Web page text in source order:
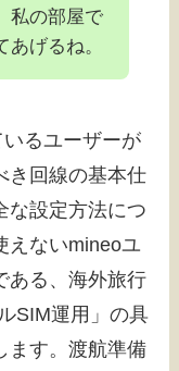
私の部屋で
あげるね。
るユーザーが
き回線の基本仕
な設定方法につ
えないmineoユ
ある、海外旅行
SIM運用」の具
ます。渡航準備